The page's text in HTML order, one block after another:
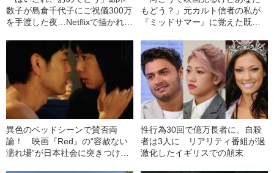
数子が島倉千代子にご祝儀300万
を手渡した夜…Netflixで描かれな
さんは静かに水ばかり飲んでい
もどう？」元カルト信者の私が
『ミッドサマー』に覚えた既視
異色のベッドシーンで賛否両
論！ 映画『Red』の“容赦ない
濡れ場”が日本社会に突きつけた
性行為30回で億万長者に、自殺
者は3人に リアリティ番組が過
激化したイギリスでの顛末